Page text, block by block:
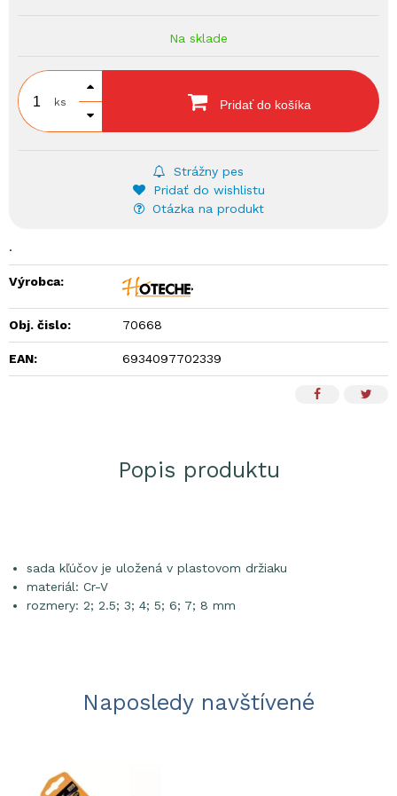
Na sklade
ks Pridať do košíka
Strážny pes
Pridať do wishlistu
Otázka na produkt
.
Výrobca:
Obj. čislo: 70668
EAN: 6934097702339
Popis produktu
sada kľúčov je uložená v plastovom držiaku
materiál: Cr-V
rozmery: 2; 2.5; 3; 4; 5; 6; 7; 8 mm
Naposledy navštívené